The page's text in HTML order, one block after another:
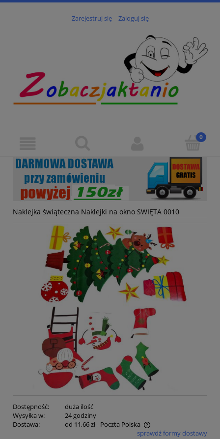
Zarejestruj się Zaloguj się
Naklejka świąteczna Naklejki na okno SWIĘTA 0010
Dostępność:
duża ilość
Wysyłka w:
24 godziny
Dostawa:
od 11,66 zł- Poczta Polska
Cena nie zawiera ewentualnych kosztów płatnościsprawdź formy dostawy